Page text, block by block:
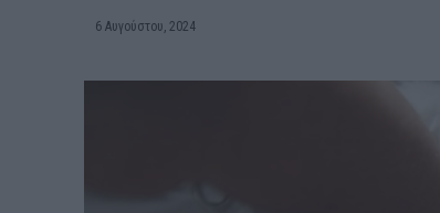
6 Αυγούστου, 2024